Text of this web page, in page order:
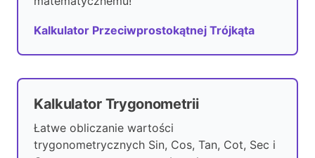
Kalkulator Przeciwprostokątnej Trójkąta
Kalkulator Trygonometrii
Łatwe obliczanie wartości
trygonometrycznych Sin, Cos, Tan, Cot, Sec i